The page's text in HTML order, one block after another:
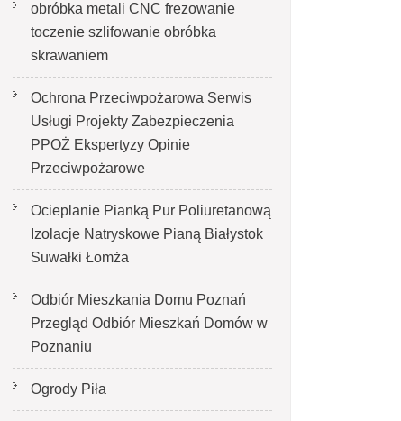
obróbka metali CNC frezowanie
toczenie szlifowanie obróbka
skrawaniem
Ochrona Przeciwpożarowa Serwis
Usługi Projekty Zabezpieczenia
PPOŻ Ekspertyzy Opinie
Przeciwpożarowe
Ocieplanie Pianką Pur Poliuretanową
Izolacje Natryskowe Pianą Białystok
Suwałki Łomża
Odbiór Mieszkania Domu Poznań
Przegląd Odbiór Mieszkań Domów w
Poznaniu
Ogrody Piła